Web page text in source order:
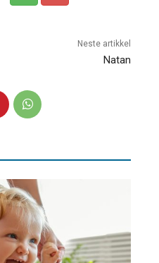
Neste artikkel
Natan